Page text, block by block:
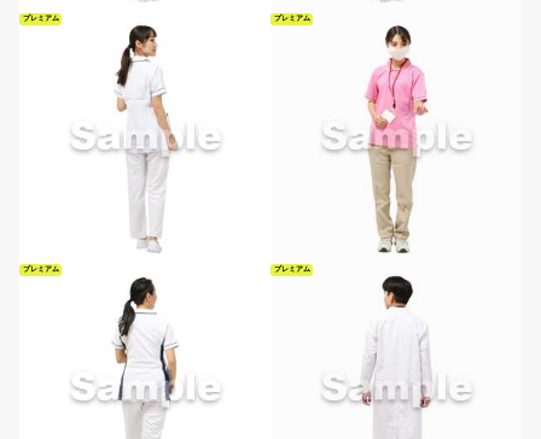
プレミアム プレミアム
プレミアム プレミアム